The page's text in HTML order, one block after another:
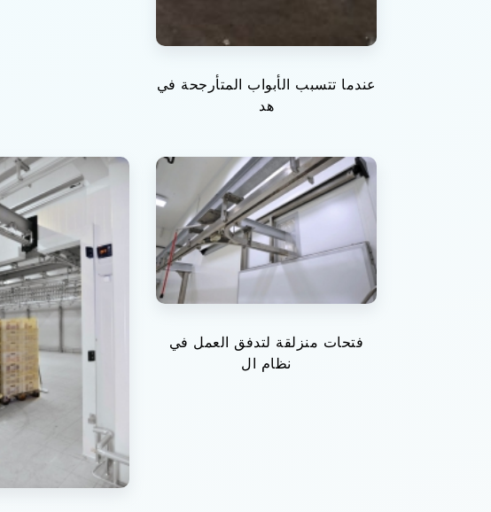
عندما تتسبب الأبواب المتأرجحة في
هد
فتحات منزلقة لتدفق العمل في
نظام ال